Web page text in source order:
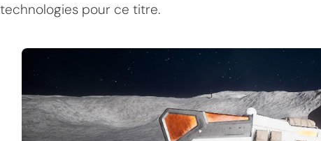
technologies pour ce titre.